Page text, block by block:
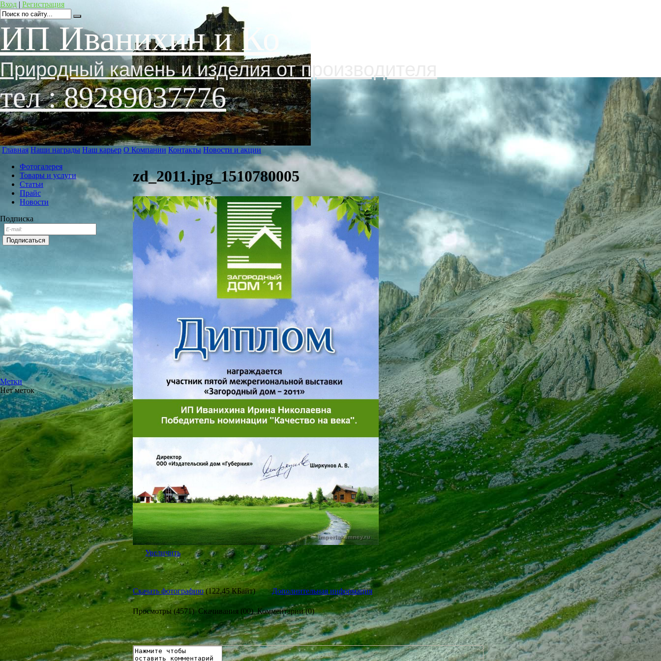
Вход | Регистрация
ИП Иванихин и Ко
Природный камень и изделия от производителя
тел : 89289037776
Главная Наши награды Наш карьер О Компании Контакты Новости и акции
Фотогалерея
Товары и услуги
Статьи
Прайс
Новости
Подписка
Метки
Нет меток
zd_2011.jpg_1510780005
Увеличить
Скачать фотографию(122,45 КБайт) Дополнительная информация
Просмотры (4571) Скачивания (00) Комментарии (0)